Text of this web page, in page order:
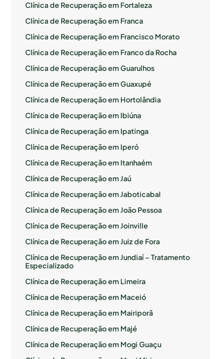
Clínica de Recuperação em Fortaleza
Clínica de Recuperação em Franca
Clínica de Recuperação em Francisco Morato
Clínica de Recuperação em Franco da Rocha
Clínica de Recuperação em Guarulhos
Clínica de Recuperação em Guaxupé
Clínica de Recuperação em Hortolândia
Clínica de Recuperação em Ibiúna
Clínica de Recuperação em Ipatinga
Clínica de Recuperação em Iperó
Clínica de Recuperação em Itanhaém
Clínica de Recuperação em Jaú
Clínica de Recuperação em Jaboticabal
Clínica de Recuperação em João Pessoa
Clínica de Recuperação em Joinville
Clínica de Recuperação em Juiz de Fora
Clínica de Recuperação em Jundiaí – Tratamento
Especializado
Clínica de Recuperação em Limeira
Clínica de Recuperação em Maceió
Clínica de Recuperação em Mairiporã
Clínica de Recuperação em Majé
Clínica de Recuperação em Mogi Guaçu